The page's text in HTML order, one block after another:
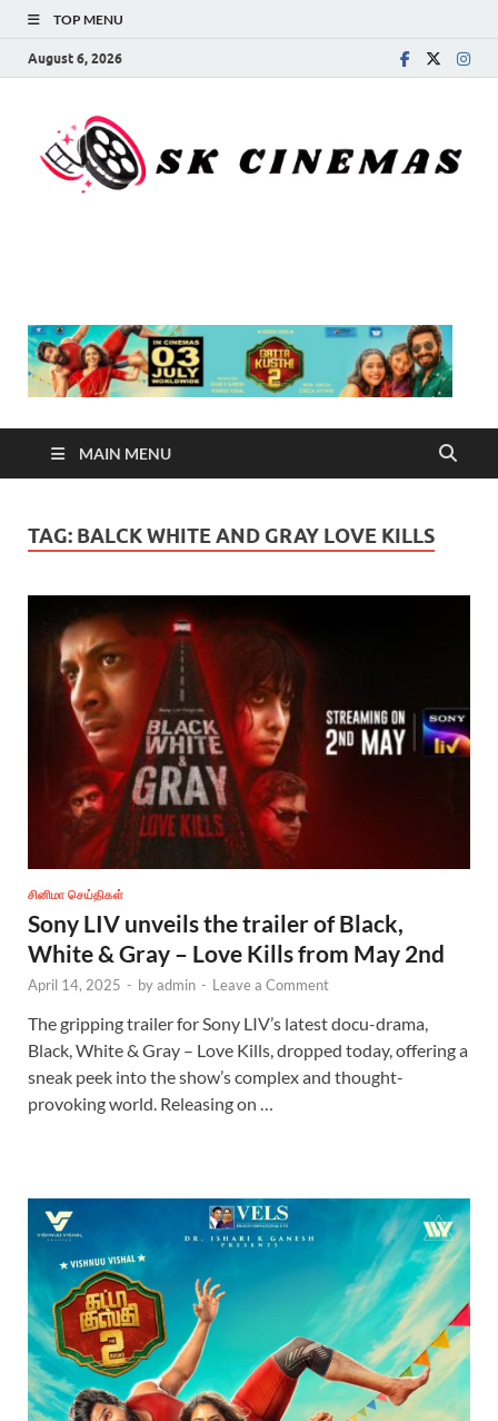
TOP MENU
August 6, 2026
MAIN MENU
TAG: BALCK WHITE AND GRAY LOVE KILLS
சினிமா செய்திகள்
Sony LIV unveils the trailer of Black,
White & Gray – Love Kills from May 2nd
April 14, 2025 - byadmin - Leave a Comment
The gripping trailer for Sony LIV’s latest docu-drama,
Black, White & Gray – Love Kills, dropped today, offering a
sneak peek into the show’s complex and thought-
provoking world. Releasing on …